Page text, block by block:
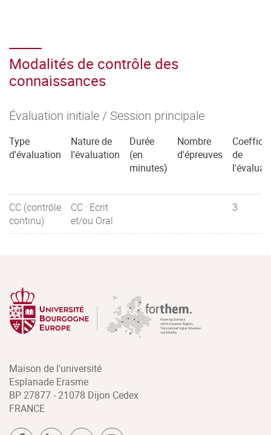
Modalités de contrôle des
connaissances
Évaluation initiale / Session principale
Type
d'évaluation
Nature de
l'évaluation
Durée
(en
minutes)
Nombre
d'épreuves
de
CC (contrôle
continu)
CC : Ecrit
et/ou Oral
3
Maison de l'université
Esplanade Erasme
BP 27877 - 21078 Dijon Cedex
FRANCE